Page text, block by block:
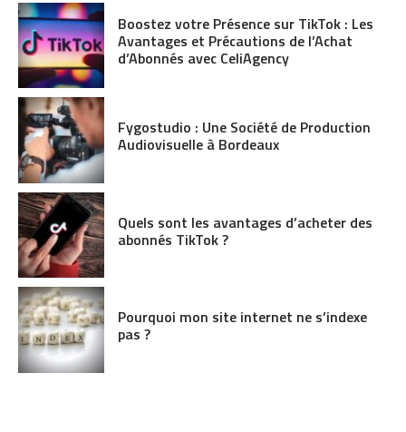
Boostez votre Présence sur TikTok : Les
Avantages et Précautions de l’Achat
d’Abonnés avec CeliAgency
Fygostudio : Une Société de Production
Audiovisuelle à Bordeaux
Quels sont les avantages d’acheter des
abonnés TikTok ?
Pourquoi mon site internet ne s’indexe
pas ?